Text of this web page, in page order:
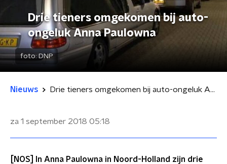
Drie tieners omgekomen bij auto-
ongeluk Anna Paulowna
foto:DNP
Nieuws Drie tieners omgekomen bij auto-ongeluk Anna Paulowna
za 1 september 2018 05:18
[NOS] In Anna Paulowna in Noord-Holland zijn drie